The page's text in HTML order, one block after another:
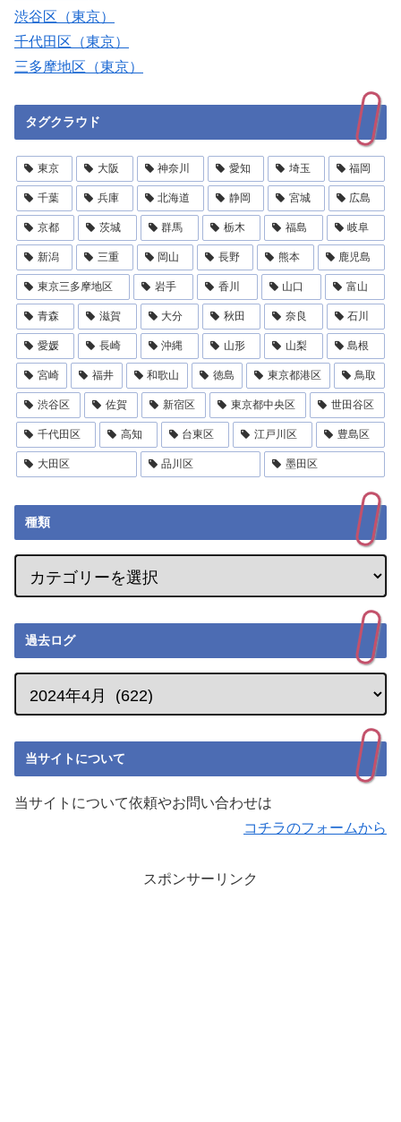
渋谷区（東京）
千代田区（東京）
三多摩地区（東京）
タグクラウド
東京 大阪 神奈川 愛知 埼玉 福岡
千葉 兵庫 北海道 静岡 宮城 広島
京都 茨城 群馬 栃木 福島 岐阜
新潟 三重 岡山 長野 熊本 鹿児島
東京三多摩地区 岩手 香川 山口 富山
青森 滋賀 大分 秋田 奈良 石川
愛媛 長崎 沖縄 山形 山梨 島根
宮崎 福井 和歌山 徳島 東京都港区 鳥取
渋谷区 佐賀 新宿区 東京都中央区 世田谷区
千代田区 高知 台東区 江戸川区 豊島区
大田区 品川区 墨田区
種類
過去ログ
当サイトについて
当サイトについて依頼やお問い合わせは
コチラのフォームから
スポンサーリンク